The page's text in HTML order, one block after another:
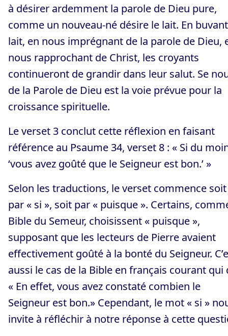
à désirer ardemment la parole de Dieu pure,
comme un nouveau-né désire le lait. En
lait, en nous imprégnant de la parole de Dieu,
nous rapprochant de Christ, les croyants
continueront de grandir dans leur salut. Se
de la Parole de Dieu est la voie prévue pour la
croissance spirituelle.
Le verset 3 conclut cette réflexion en faisant
référence au Psaume 34, verset 8 : « Si du
‘vous avez goûté que le Seigneur est bon.’ »
Selon les traductions, le verset commence soit
par « si », soit par « puisque ». Certains,
Bible du Semeur, choisissent « puisque »,
supposant que les lecteurs de Pierre avaient
effectivement goûté à la bonté du Seigneur.
aussi le cas de la Bible en français courant qui
« En effet, vous avez constaté combien le
Seigneur est bon.» Cependant, le mot « si »
invite à réfléchir à notre réponse à cette